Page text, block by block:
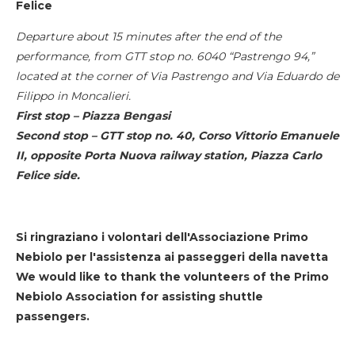
Felice
Departure about 15 minutes after the end of the
performance, from GTT stop no. 6040 “Pastrengo 94,”
located at the corner of Via Pastrengo and Via Eduardo de
Filippo in Moncalieri.
First stop – Piazza Bengasi
Second stop – GTT stop no. 40, Corso Vittorio Emanuele
II, opposite Porta Nuova railway station, Piazza Carlo
Felice side.
Si ringraziano i volontari dell'Associazione Primo
Nebiolo per l'assistenza ai passeggeri della navetta
We would like to thank the volunteers of the Primo
Nebiolo Association for assisting shuttle
passengers.